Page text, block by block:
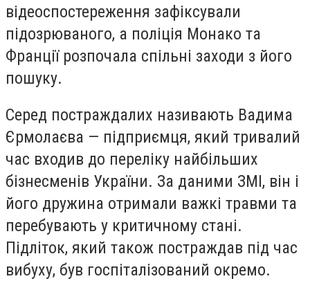
відеоспостереження зафіксували
підозрюваного, а поліція Монако та
Франції розпочала спільні заходи з його
пошуку.
Серед постраждалих називають Вадима
Єрмолаєва — підприємця, який тривалий
час входив до переліку найбільших
бізнесменів України. За даними ЗМІ, він і
його дружина отримали важкі травми та
перебувають у критичному стані.
Підліток, який також постраждав під час
вибуху, був госпіталізований окремо.